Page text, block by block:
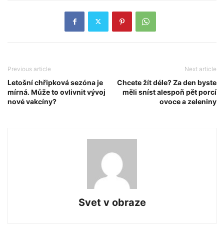
Previous article
Letošní chřipková sezóna je
mírná. Může to ovlivnit vývoj
nové vakcíny?
Next article
Chcete žít déle? Za den byste
měli sníst alespoň pět porcí
ovoce a zeleniny
Svet v obraze